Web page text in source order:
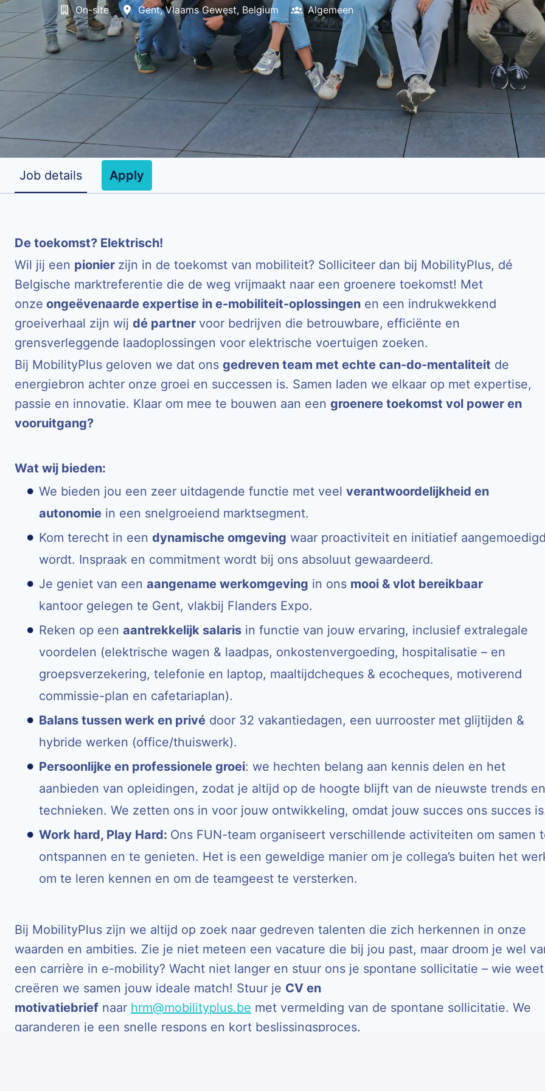
On-site Gent, Vlaams Gewest, Belgium Algemeen
Job details Apply
De toekomst? Elektrisch!
Wil jij een pionier zijn in de toekomst van mobiliteit? Solliciteer dan bij MobilityPlus, dé
Belgische marktreferentie die de weg vrijmaakt naar een groenere toekomst! Met
onze ongeëvenaarde expertise in e-mobiliteit-oplossingen en een indrukwekkend
groeiverhaal zijn wij dé partner voor bedrijven die betrouwbare, efficiënte en
grensverleggende laadoplossingen voor elektrische voertuigen zoeken.
Bij MobilityPlus geloven we dat ons gedreven team met echte can-do-mentaliteit de
energiebron achter onze groei en successen is. Samen laden we elkaar op met expertise,
passie en innovatie. Klaar om mee te bouwen aan een groenere toekomst vol power en
vooruitgang?
Wat wij bieden:
We bieden jou een zeer uitdagende functie met veel verantwoordelijkheid en
autonomie in een snelgroeiend marktsegment.
Kom terecht in een dynamische omgeving waar proactiviteit en initiatief
wordt. Inspraak en commitment wordt bij ons absoluut gewaardeerd.
Je geniet van een aangename werkomgeving in ons mooi & vlot bereikbaar
kantoor gelegen te Gent, vlakbij Flanders Expo.
Reken op een aantrekkelijk salaris in functie van jouw ervaring, inclusief extralegale
voordelen (elektrische wagen & laadpas, onkostenvergoeding, hospitalisatie – en
groepsverzekering, telefonie en laptop, maaltijdcheques & ecocheques, motiverend
commissie-plan en cafetariaplan).
Balans tussen werk en privé door 32 vakantiedagen, een uurrooster met glijtijden &
hybride werken (office/thuiswerk).
Persoonlijke en professionele groei: we hechten belang aan kennis delen en het
aanbieden van opleidingen, zodat je altijd op de hoogte blijft van de nieuwste trends en
technieken. We zetten ons in voor jouw ontwikkeling, omdat jouw succes ons succes
Work hard, Play Hard: Ons FUN-team organiseert verschillende activiteiten om samen
ontspannen en te genieten. Het is een geweldige manier om je collega’s buiten het
om te leren kennen en om de teamgeest te versterken.
Bij MobilityPlus zijn we altijd op zoek naar gedreven talenten die zich herkennen in onze
waarden en ambities. Zie je niet meteen een vacature die bij jou past, maar droom je wel
een carrière in e-mobility? Wacht niet langer en stuur ons je spontane sollicitatie – wie weet
creëren we samen jouw ideale match! Stuur je CV en
motivatiebrief naar hrm@mobilityplus.be met vermelding van de spontane sollicitatie. We
garanderen je een snelle respons en kort beslissingsproces.